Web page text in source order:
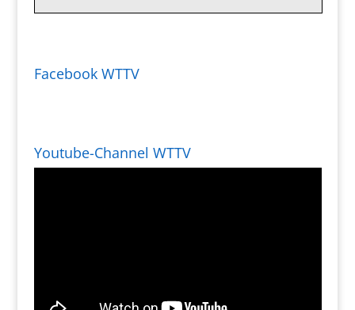
Facebook WTTV
Youtube-Channel WTTV